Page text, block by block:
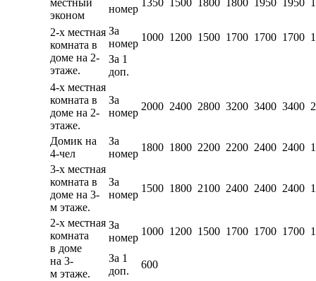
местный
эконом
номер
1350 1500 1800 1800 1950 1950
2-х местная
комната в
доме на 2-
этаже.
За
номер
1000 1200 1500 1700 1700 1700
За 1
доп.
4-х местная
комната в
доме на 2-
этаже.
За
номер
2000 2400 2800 3200 3400 3400
Домик на
4-чел
За
номер
1800 1800 2200 2200 2400 2400
3-х местная
комната в
доме на 3-
м этаже.
За
номер
1500 1800 2100 2400 2400 2400
2-х местная
комната
в доме
на 3-
м этаже.
За
номер
1000 1200 1500 1700 1700 1700
За 1
доп.
600